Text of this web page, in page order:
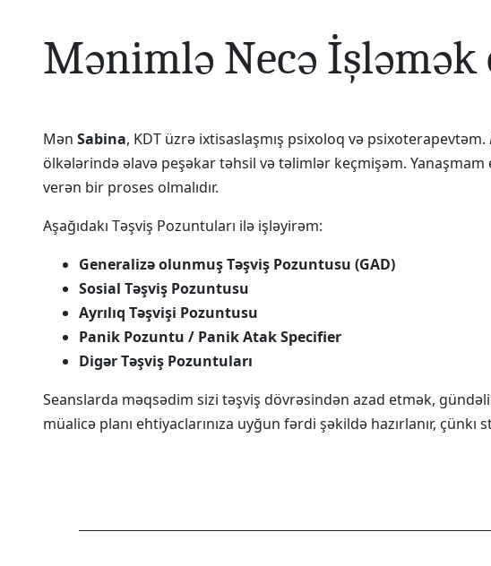
Mənimlə Necə İşləmək
Mən Sabina, KDT üzrə ixtisaslaşmış psixoloq və psixoterapevtəm.
ölkələrində əlavə peşəkar təhsil və təlimlər keçmişəm.
verən bir proses olmalıdır.
Aşağıdakı Təşviş Pozuntuları ilə işləyirəm:
Generalizə olunmuş Təşviş Pozuntusu (GAD)
Sosial Təşviş Pozuntusu
Ayrılıq Təşvişi Pozuntusu
Panik Pozuntu / Panik Atak Specifier
Digər Təşviş Pozuntuları
Seanslarda məqsədim sizi təşviş dövrəsindən azad etmək,
müalicə planı ehtiyaclarınıza uyğun fərdi şəkildə hazırlanır,